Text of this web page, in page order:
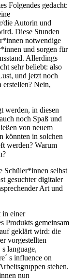
Folgendes gedacht:
die Autorin und
Diese Stunden
notwendige
und sorgen für
Allerdings
sehr beliebt: also
und jetzt noch
Nein,
werden, in diesen
noch Spaß und
von neuem
könnten in solchen
werden? Warum
Schüler*innen selbst
gesuchter digitaler
Art und
in einer
Produkts gemeinsam
geklärt wird: die
vorgestellten
s language,
s influence on
stehen.
nun